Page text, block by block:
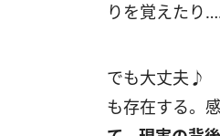
りを覚えたり
でも大丈夫♪
も存在する。